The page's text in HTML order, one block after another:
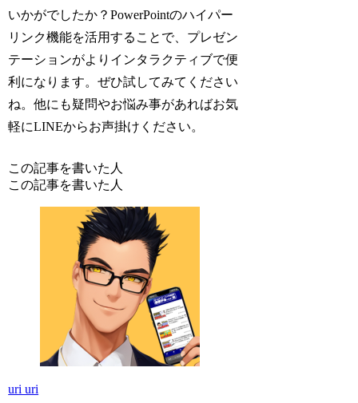
いかがでしたか？PowerPointのハイパー
リンク機能を活用することで、プレゼン
テーションがよりインタラクティブで便
利になります。ぜひ試してみてください
ね。他にも疑問やお悩み事があればお気
軽にLINEからお声掛けください。
この記事を書いた人
この記事を書いた人
uri uri